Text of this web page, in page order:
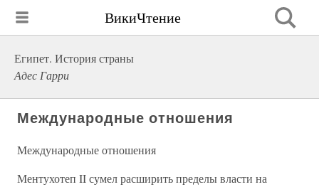
ВикиЧтение
Египет. История страны
Адес Гарри
Международные отношения
Международные отношения
Ментухотеп II сумел расширить пределы власти на